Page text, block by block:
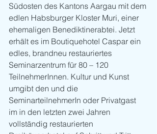
Südosten des Kantons Aargau mit dem
edlen Habsburger Kloster Muri, einer
ehemaligen Benediktinerabtei. Jetzt
erhält es im Boutiquehotel Caspar ein
edles, brandneu restauriertes
Seminarzentrum für 80 – 120
TeilnehmerInnen. Kultur und Kunst
umgibt den und die
SeminarteilnehmerIn oder Privatgast
im in den letzten zwei Jahren
vollständig restaurierten